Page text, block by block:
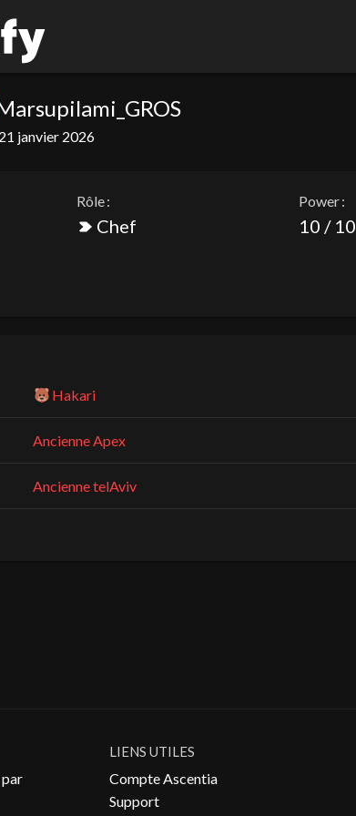
21 janvier 2026
Rôle :
Chef
Power :
10 / 10
Hakari
Ancienne Apex
Ancienne telAviv
LIENS UTILES
Compte Ascentia
Support